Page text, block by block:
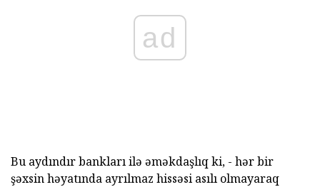
ad
Bu aydındır bankları ilə əməkdaşlıq ki, - hər bir
şəxsin həyatında ayrılmaz hissəsi asılı olmayaraq